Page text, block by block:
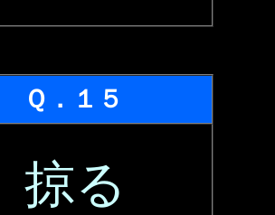
Ｑ．１５
掠る